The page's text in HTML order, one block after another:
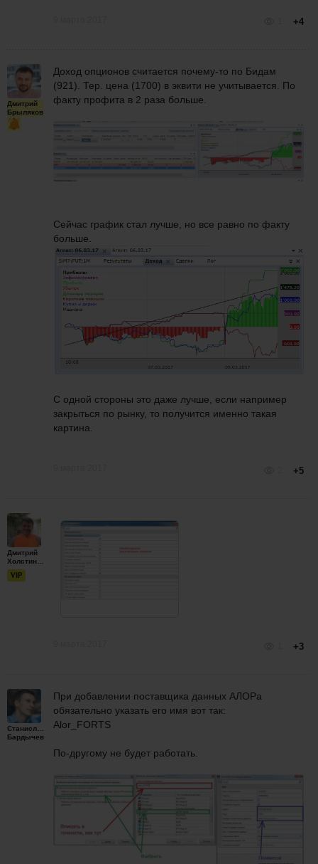
+4
Дмитрий
Брыляков
Доход опционов считается почему-то по Бидам
(921). Тер. цена (1700) в эквити не учитывается. По
факту профита в 2 раза больше.
Сейчас график стал лучше, но все равно по факту
больше.
С одной стороны это даже лучше, если например
закрыться по рынку, то получится именно такая
картина.
+5
Дмитрий
VIP
+3
Станислав
Бардычев
При добавлении поставщика данных АЛОРа
обязательно указать его имя вот так:
Alor_FORTS
По-другому не будет работать.